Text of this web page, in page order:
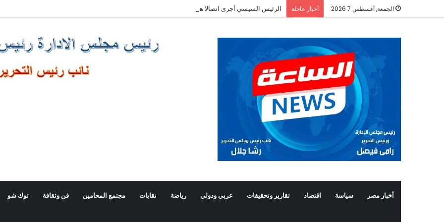
الجمعة, أغسطس 7 2026 أخبار عاجلة الرئيس السيسي أجرى اتصالا هاتفيا برئيس وزراء اليونان
أخبار مصر سياسة اقتصاد تقارير وتحقيقات عربي ودولي رياضة نقابات مجتمع المحامين فن وثقافة توك شو